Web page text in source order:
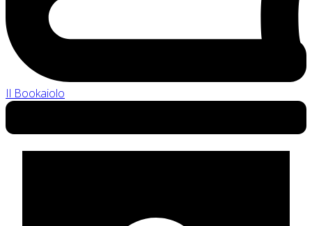
Il Bookaiolo